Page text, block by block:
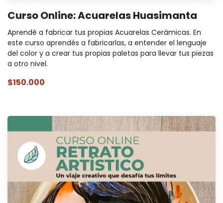
Curso Online: Acuarelas Huasimanta
Aprendé a fabricar tus propias Acuarelas Cerámicas. En
este curso aprendés a fabricarlas, a entender el lenguaje
del color y a crear tus propias paletas para llevar tus piezas
a otro nivel.
$150.000